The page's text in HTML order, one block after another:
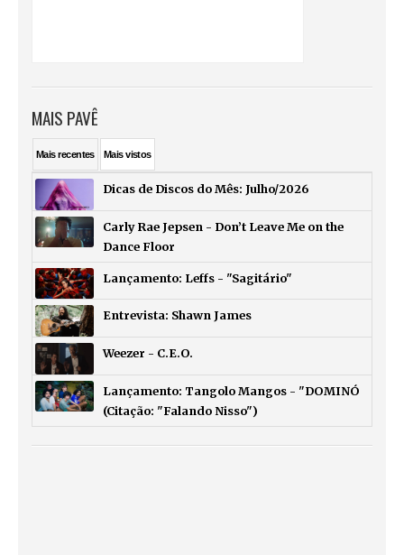
MAIS PAVÊ
Maisrecentes Maisvistos
Dicas de Discos do Mês: Julho/2026
Carly Rae Jepsen - Don’t Leave Me on the
Dance Floor
Lançamento: Leffs - "Sagitário"
Entrevista: Shawn James
Weezer - C.E.O.
Lançamento: Tangolo Mangos - "DOMINÓ
(Citação: "Falando Nisso")